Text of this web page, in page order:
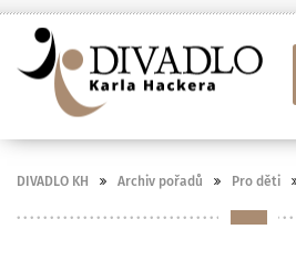
DIVADLO KH Archiv pořadů Pro děti